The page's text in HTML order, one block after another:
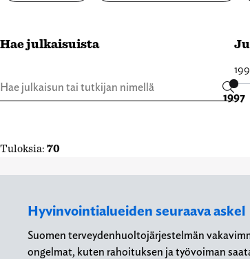
Hae julkaisuista
1997
Tuloksia: 70
Hyvinvointialueiden seuraava askel
Suomen terveydenhuoltojärjestelmän
ongelmat, kuten rahoituksen ja työvoiman